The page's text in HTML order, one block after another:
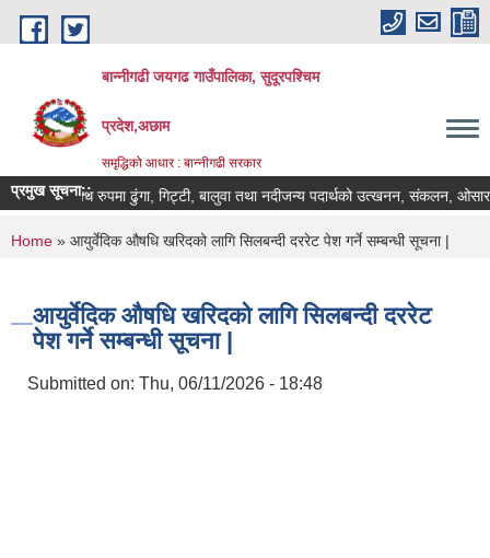
Skip to main content
बान्नीगढी जयगढ गाउँपालिका, सुदूरपश्चिम
प्रदेश,अछाम
समृद्धिको आधार : बान्नीगढी सरकार
प्रमुख सूचना::अवैध रुपमा ढुंगा, गिट्टी, बालुवा तथा नदीजन्य पदार्थको उत्खनन, संकलन,
You are here
Home » आयुर्वेदिक औषधि खरिदको लागि सिलबन्दी दररेट पेश गर्ने सम्बन्धी सूचना |
आयुर्वेदिक औषधि खरिदको लागि सिलबन्दी दररेट
पेश गर्ने सम्बन्धी सूचना |
Submitted on: Thu, 06/11/2026 - 18:48